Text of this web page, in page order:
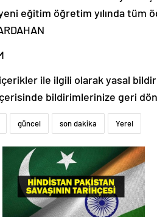
eğitim öğretim yılında tüm
ile ilgili olarak yasal
bildirimlerinize geri
güncel son dakika Yerel